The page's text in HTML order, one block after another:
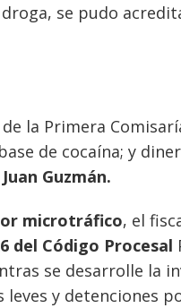
se pudo
la Primera
de cocaína; y
Guzmán.
microtráfico, el
del Código Procesal
se desarrolle la
y detenciones